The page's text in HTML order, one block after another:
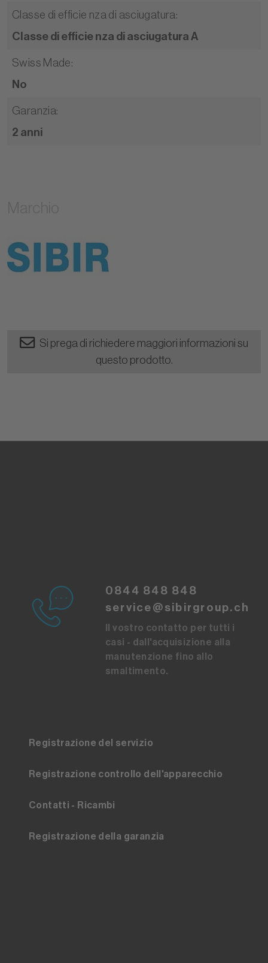
Classe di efficie nza di asciugatura:
Classe di efficie nza di asciugatura A
Swiss Made:
No
Garanzia:
2 anni
Si prega di richiedere maggiori informazioni su
questo prodotto.
0844 848 848
service@sibirgroup.ch
Il vostro contatto per tutti i
casi - dall'acquisizione alla
manutenzione fino allo
smaltimento.
Registrazione del servizio
Registrazione controllo dell'apparecchio
Contatti - Ricambi
Registrazione della garanzia